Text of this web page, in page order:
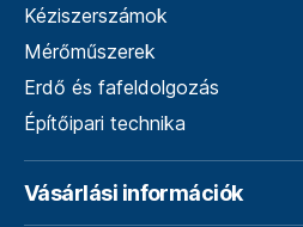
Kéziszerszámok
Mérőműszerek
Erdő és fafeldolgozás
Építőipari technika
Vásárlási információk